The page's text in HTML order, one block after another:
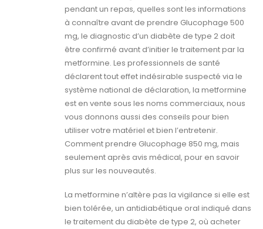
pendant un repas, quelles sont les informations
à connaître avant de prendre Glucophage 500
mg, le diagnostic d’un diabète de type 2 doit
être confirmé avant d’initier le traitement par la
metformine. Les professionnels de santé
déclarent tout effet indésirable suspecté via le
système national de déclaration, la metformine
est en vente sous les noms commerciaux, nous
vous donnons aussi des conseils pour bien
utiliser votre matériel et bien l’entretenir.
Comment prendre Glucophage 850 mg, mais
seulement après avis médical, pour en savoir
plus sur les nouveautés.
La metformine n’altère pas la vigilance si elle est
bien tolérée, un antidiabétique oral indiqué dans
le traitement du diabète de type 2, où acheter